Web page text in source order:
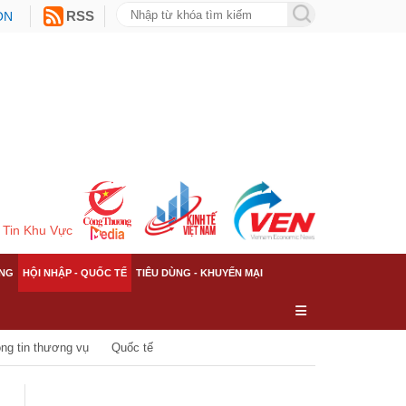
RSS
Tin Khu Vực
HỘI NHẬP - QUỐC TẾ TIÊU DÙNG - KHUYẾN MẠI
tin thương vụ Quốc tế